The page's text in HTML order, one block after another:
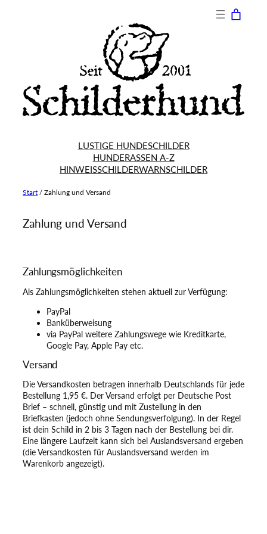
LUSTIGE HUNDESCHILDER
HUNDERASSEN A-Z
HINWEISSCHILDERWARNSCHILDER
Start / Zahlung und Versand
Zahlung und Versand
Zahlungsmöglichkeiten
Als Zahlungsmöglichkeiten stehen aktuell zur Verfügung:
PayPal
Banküberweisung
via PayPal weitere Zahlungswege wie Kreditkarte,
Google Pay, Apple Pay etc.
Versand
Die Versandkosten betragen innerhalb Deutschlands für jede
Bestellung 1,95 €. Der Versand erfolgt per Deutsche Post
Brief – schnell, günstig und mit Zustellung in den
Briefkasten (jedoch ohne Sendungsverfolgung). In der Regel
ist dein Schild in 2 bis 3 Tagen nach der Bestellung bei dir.
Eine längere Laufzeit kann sich bei Auslandsversand ergeben
(die Versandkosten für Auslandsversand werden im
Warenkorb angezeigt).